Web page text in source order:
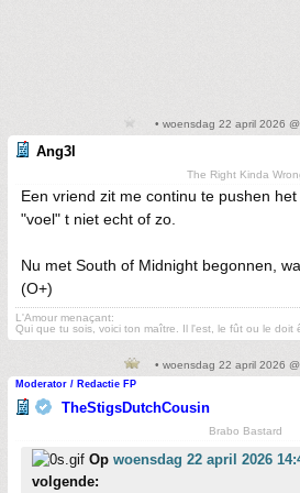
• woensdag 22 april 2026
Ang3l
The Right Kinda
Een vriend zit me continu te pushen
"voel" t niet echt of zo.
Nu met South of Midnight begonnen,
(O+)
L'Amour menaçant:
Qui que tu sois, voici ton maître. Il l'est, le fût ou le doit
• woensdag 22 april 2026
Moderator / Redactie FP
TheStigsDutchCousin
Brabo Bastard
Op woensdag 22 april 2026
volgende: